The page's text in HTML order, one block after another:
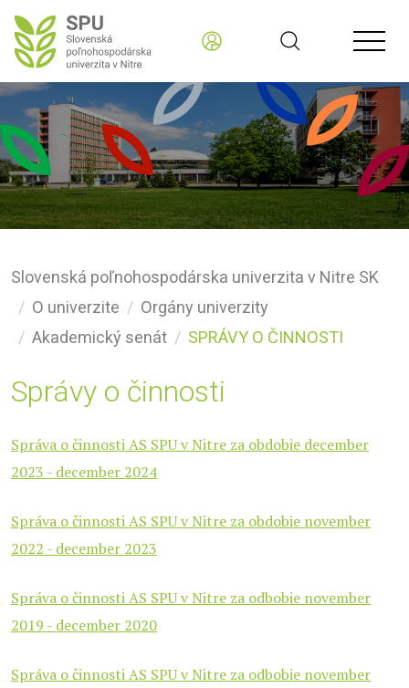
Slovenská poľnohospodárska univerzita v Nitre SK
O univerzite
Orgány univerzity
Akademický senát
SPRÁVY O ČINNOSTI
Správy o činnosti
Správa o činnosti AS SPU v Nitre za obdobie december
2023 - december 2024
Správa o činnosti AS SPU v Nitre za obdobie november
2022 - december 2023
Správa o činnosti AS SPU v Nitre za odbobie november
2019 - december 2020
Správa o činnosti AS SPU v Nitre za odbobie november